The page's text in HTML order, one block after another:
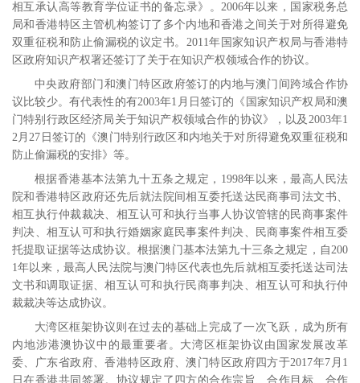
相互承认高等教育学位证书的备忘录》。 2006年以来，国家税务总
局和香港特区主管机构签订了多个内地和香港之间关于对所得避免
双重征税和防止偷漏税的议定书。 2011年国家知识产权局与香港特
区政府知识产权署还签订了关于在知识产权领域合作的协议。
中央政府部门和澳门特区政府签订的内地与澳门间跨域合作协
议比较少。有代表性的有2003年1 月日签订的《国家知识产权局和澳
门特别行政区经济局关于知识产权领域合作的协议》，以及 2003年1
2月27 日签订的《澳门特别行政区和内地关于对所得避免双重征税和
防止偷漏税的安排》等。
根据香港基本法第九十五条之规定， 1998年以来，最高人民法
院和香港特区政府还先后就法院间相互委托送达民商事司法文书、
相互执行仲裁裁决、相互认可和执行当事人协议管辖的民商事案件
判决、相互认可和执行婚姻家庭民事案件判决、民商事案件相互委
托提取证据等达成协议。根据澳门基本法第九十三条之规定，自200
1年以来，最高人民法院与澳门特区代表也先后就相互委托送达司法
文书和调取证据、相互认可和执行民商事判决、相互认可和执行仲
裁裁决等达成协议。
大湾区框架协议则在过去的基础上完成了一次飞跃，成为所有
内地涉港澳协议中的最重要者。大湾区框架协议由国家发展改革
委、广东省政府、香港特区政府、澳门特区政府四方于2017年7 月 1
日在香港共同签署。协议规定了四方的合作宗旨、合作目标、合作